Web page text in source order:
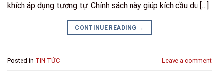
khích áp dụng tương tự. Chính sách này giúp kích cầu du […]
CONTINUE READING →
Posted in TIN TỨC Leave a comment